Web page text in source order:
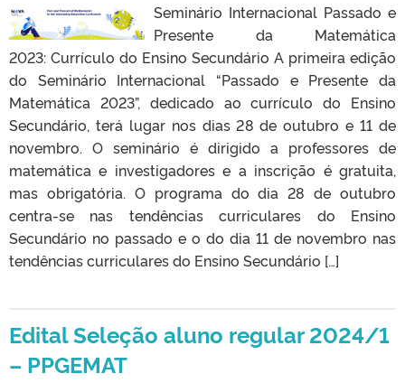
Seminário Internacional Passado e
Presente da Matemática
2023: Currículo do Ensino Secundário A primeira edição
do Seminário Internacional “Passado e Presente da
Matemática 2023”, dedicado ao currículo do Ensino
Secundário, terá lugar nos dias 28 de outubro e 11 de
novembro. O seminário é dirigido a professores de
matemática e investigadores e a inscrição é gratuita,
mas obrigatória. O programa do dia 28 de outubro
centra-se nas tendências curriculares do Ensino
Secundário no passado e o do dia 11 de novembro nas
tendências curriculares do Ensino Secundário […]
Edital Seleção aluno regular 2024/1
– PPGEMAT